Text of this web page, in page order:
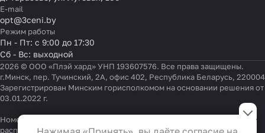
E-mail
opt@3ceni.by
Режим работы
Пн - Пт: с 9:00 до 17:30
Сб - Вс: выходной
2026 © ООО «Плэй хард» УНП 193607576. Все права защищены.
г.Минск, пер. Тучинский, 2А, офис 402, Республика Беларусь, 220004
Зарегистрирован Минским горисполкомом на основании решения от
03.01.2022 г.
Номер телефона работников местных исполнительных и
распорядительных органов по месту государственной
Настройки файлов cookie
Функциональные